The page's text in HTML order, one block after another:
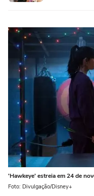
'Hawkeye' estreia em 24 de
Foto: Divulgação/Disney+